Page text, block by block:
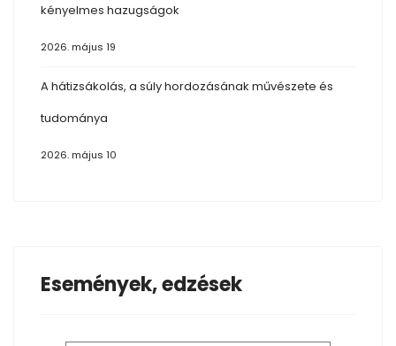
kényelmes hazugságok
2026. május 19
A hátizsákolás, a súly hordozásának művészete és
tudománya
2026. május 10
Események, edzések